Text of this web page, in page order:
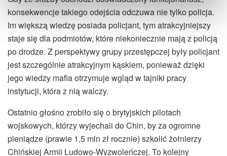
konsekwencje takiego odejścia odczuwa nie tylko policja.
Im większą wiedzę posiada policjant, tym atrakcyjniejszy
staje się dla podmiotów, które niekoniecznie mają z policją
po drodze. Z perspektywy grupy przestępczej były policjant
jest szczególnie atrakcyjnym kąskiem, ponieważ dzięki
jego wiedzy mafia otrzymuje wgląd w tajniki pracy
instytucji, która z nią walczy.
Ostatnio głośno zrobiło się o brytyjskich pilotach
wojskowych, którzy wyjechali do Chin, by za ogromne
pieniądze (prawie 1,5 mln zł rocznie) szkolić żołnierzy
Chińskiej Armii Ludowo-Wyzwoleńczej. To kolejny